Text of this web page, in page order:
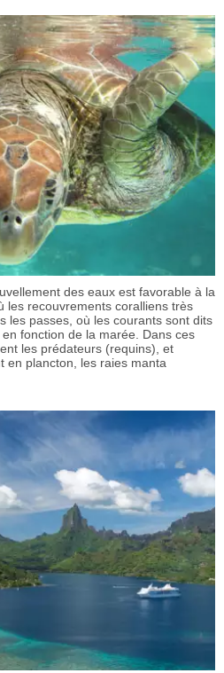
des eaux est favorable à la
les recouvrements coralliens très
les passes, où les courants sont dits
fonction de la marée. Dans ces
les prédateurs (requins), et
en plancton, les raies manta